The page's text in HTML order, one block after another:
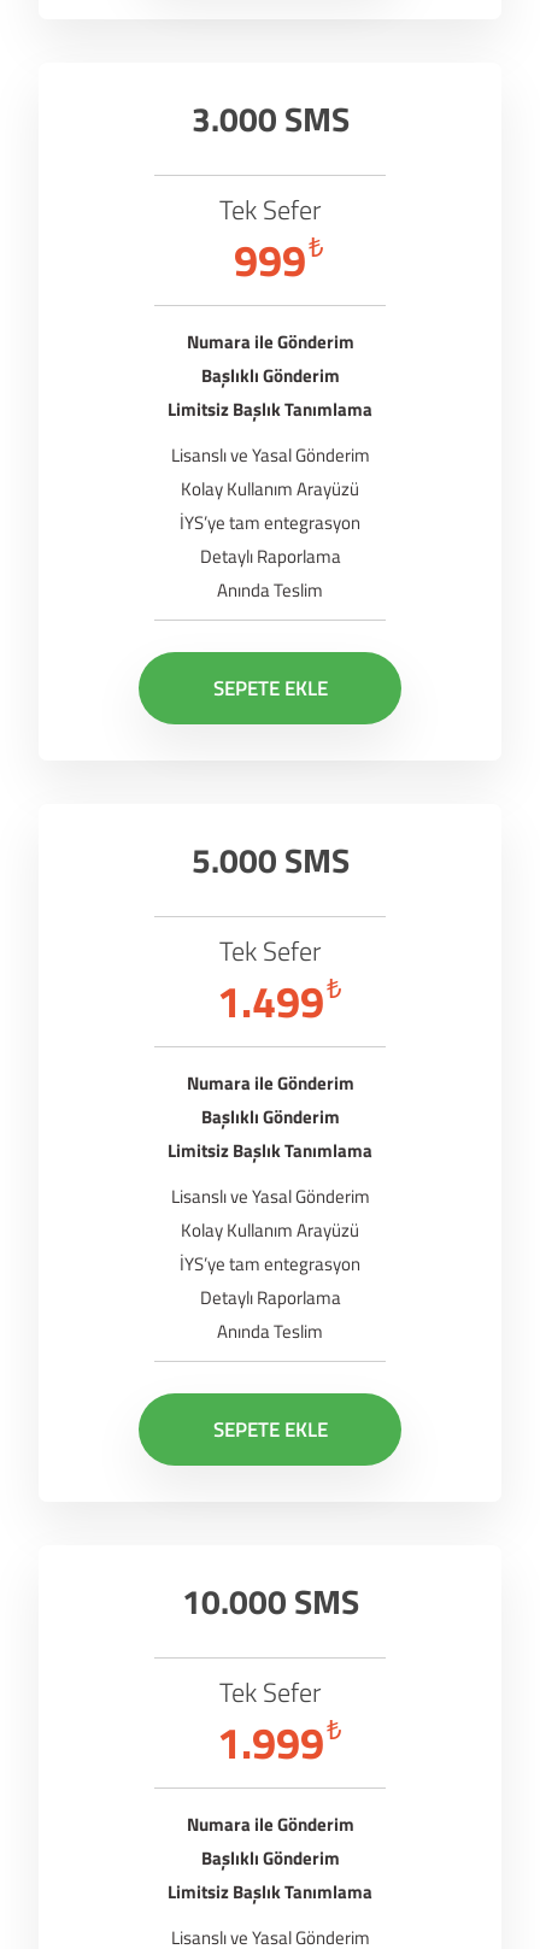
3.000 SMS
Tek Sefer
₺
999
Numara ile Gönderim
Başlıklı Gönderim
Limitsiz Başlık Tanımlama
Lisanslı ve Yasal Gönderim
Kolay Kullanım Arayüzü
İYS’ye tam entegrasyon
Detaylı Raporlama
Anında Teslim
SEPETE EKLE
5.000 SMS
Tek Sefer
₺
1.499
Numara ile Gönderim
Başlıklı Gönderim
Limitsiz Başlık Tanımlama
Lisanslı ve Yasal Gönderim
Kolay Kullanım Arayüzü
İYS’ye tam entegrasyon
Detaylı Raporlama
Anında Teslim
SEPETE EKLE
10.000 SMS
Tek Sefer
₺
1.999
Numara ile Gönderim
Başlıklı Gönderim
Limitsiz Başlık Tanımlama
Lisanslı ve Yasal Gönderim